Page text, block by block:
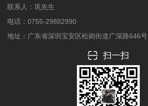
联系人：巩先生
电话：0755-29882990
地址：广东省深圳宝安区松岗街道广深路646号
扫一扫